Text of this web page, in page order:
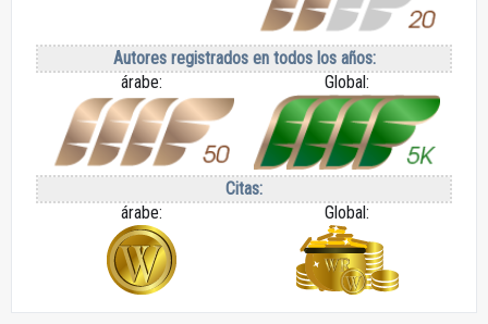
Autores registrados en todos los años:
árabe:
Global:
Citas:
árabe:
Global: